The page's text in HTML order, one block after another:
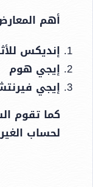
أهم
إنديكس
إيجي هوم
إيجي
كما تقوم
لحساب